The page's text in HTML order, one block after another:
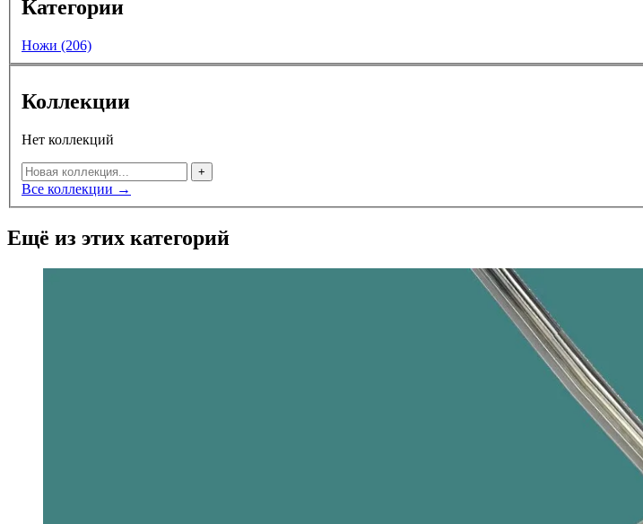
Категории
Ножи (206)
Коллекции
Нет коллекций
+
Все коллекции →
Ещё из этих категорий